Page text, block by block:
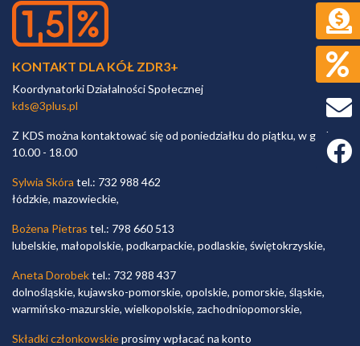
KONTAKT DLA KÓŁ ZDR3+
Koordynatorki Działalności Społecznej
kds@3plus.pl
Z KDS można kontaktować się od poniedziałku do piątku, w godz.
10.00 - 18.00
Sylwia Skóra tel.: 732 988 462
łódzkie, mazowieckie,
Bożena Pietras tel.: 798 660 513
lubelskie, małopolskie, podkarpackie, podlaskie, świętokrzyskie,
Aneta Dorobektel.: 732 988 437
dolnośląskie, kujawsko-pomorskie, opolskie, pomorskie, śląskie,
warmińsko-mazurskie, wielkopolskie, zachodniopomorskie,
Składki członkowskieprosimy wpłacać na konto